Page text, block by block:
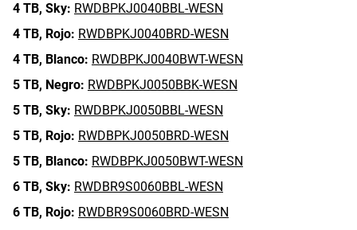
4 TB, Sky: RWDBPKJ0040BBL-WESN
4 TB, Rojo: RWDBPKJ0040BRD-WESN
4 TB, Blanco: RWDBPKJ0040BWT-WESN
5 TB, Negro: RWDBPKJ0050BBK-WESN
5 TB, Sky: RWDBPKJ0050BBL-WESN
5 TB, Rojo: RWDBPKJ0050BRD-WESN
5 TB, Blanco: RWDBPKJ0050BWT-WESN
6 TB, Sky: RWDBR9S0060BBL-WESN
6 TB, Rojo: RWDBR9S0060BRD-WESN